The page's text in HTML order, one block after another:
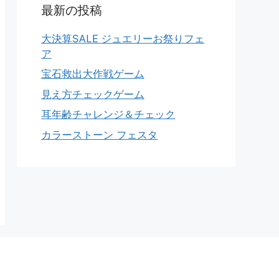
最新の投稿
大決算SALE ジュエリーお祭りフェ
ア
宝石救出大作戦ゲーム
見え方チェックゲーム
耳年齢チャレンジ＆チェック
カラーストーン フェスタ